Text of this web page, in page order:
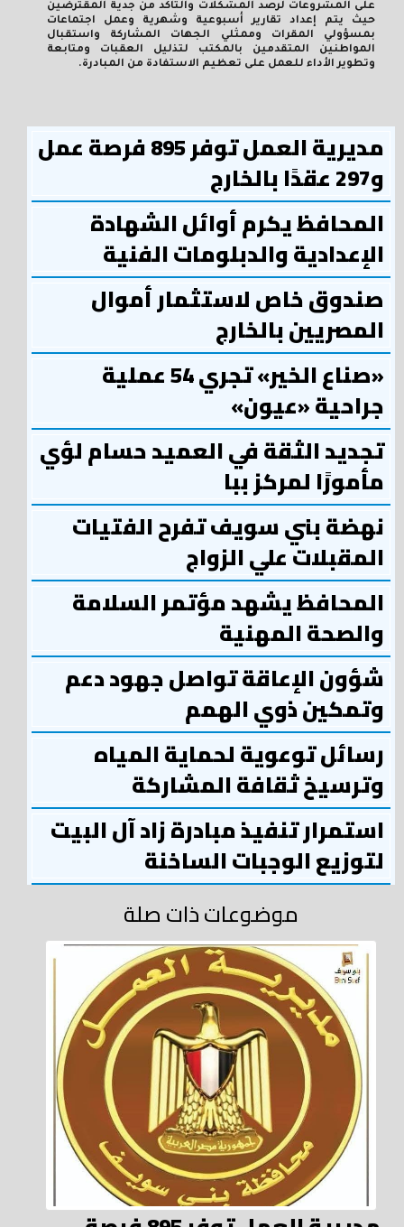
على المشروعات لرصد المشكلات والتأكد من جدية المقترضين
حيث يتم إعداد تقارير أسبوعية وشهرية وعمل اجتماعات
بمسؤولي المقرات وممثلي الجهات المشاركة واستقبال
المواطنين المتقدمين بالمكتب لتذليل العقبات ومتابعة
وتطوير الأداء للعمل على تعظيم الاستفادة من المبادرة.
مديرية العمل توفر 895 فرصة عمل
و297 عقدًا بالخارج
المحافظ يكرم أوائل الشهادة
الإعدادية والدبلومات الفنية
صندوق خاص لاستثمار أموال
المصريين بالخارج
«صناع الخير» تجري 54 عملية
جراحية «عيون»
تجديد الثقة في العميد حسام لؤي
مأمورًا لمركز ببا
نهضة بني سويف تفرح الفتيات
المقبلات علي الزواج
المحافظ يشهد مؤتمر السلامة
والصحة المهنية
شؤون الإعاقة تواصل جهود دعم
وتمكين ذوي الهمم
رسائل توعوية لحماية المياه
وترسيخ ثقافة المشاركة
استمرار تنفيذ مبادرة زاد آل البيت
لتوزيع الوجبات الساخنة
موضوعات ذات صلة